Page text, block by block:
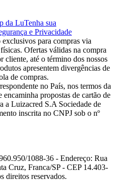
da LuTenha sua
e Privacidade
para compras via
Ofertas válidas na compra
cliente, até o término dos nossos
apresentem divergências de
de compras.
no País, nos termos da
propostas de cartão de
a Luizacred S.A Sociedade de
inscrita no CNPJ sob o nº
1088-36 - Endereço: Rua
Cruz, Franca/SP - CEP 14.403-
direitos reservados.